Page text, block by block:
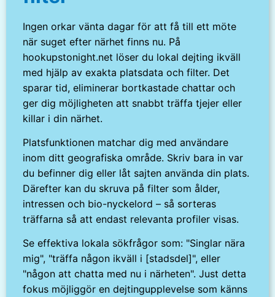
Ingen orkar vänta dagar för att få till ett möte
när suget efter närhet finns nu. På
hookupstonight.net löser du lokal dejting ikväll
med hjälp av exakta platsdata och filter. Det
sparar tid, eliminerar bortkastade chattar och
ger dig möjligheten att snabbt träffa tjejer eller
killar i din närhet.
Platsfunktionen matchar dig med användare
inom ditt geografiska område. Skriv bara in var
du befinner dig eller låt sajten använda din plats.
Därefter kan du skruva på filter som ålder,
intressen och bio-nyckelord – så sorteras
träffarna så att endast relevanta profiler visas.
Se effektiva lokala sökfrågor som: "Singlar nära
mig", "träffa någon ikväll i [stadsdel]", eller
"någon att chatta med nu i närheten". Just detta
fokus möjliggör en dejtingupplevelse som känns